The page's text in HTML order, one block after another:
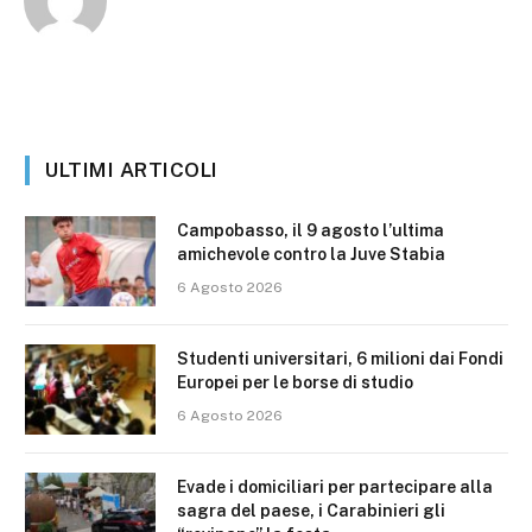
ULTIMI ARTICOLI
Campobasso, il 9 agosto l’ultima
amichevole contro la Juve Stabia
6 Agosto 2026
Studenti universitari, 6 milioni dai Fondi
Europei per le borse di studio
6 Agosto 2026
Evade i domiciliari per partecipare alla
sagra del paese, i Carabinieri gli